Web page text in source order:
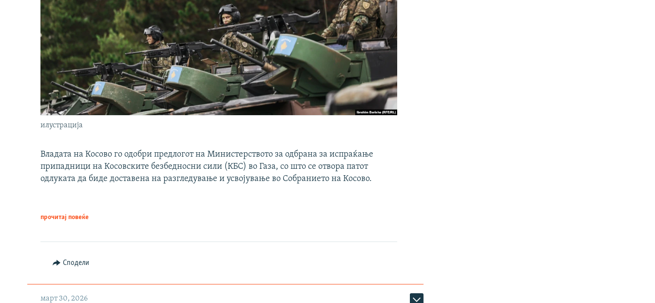
илустрација
Владата на Косово го одобри предлогот на Министерството за одбрана за испраќање
припадници на Косовските безбедносни сили (КБС) во Газа, со што се отвора патот
одлуката да биде доставена на разгледување и усвојување во Собранието на Косово.
прочитај повеќе
Сподели
март 30, 2026